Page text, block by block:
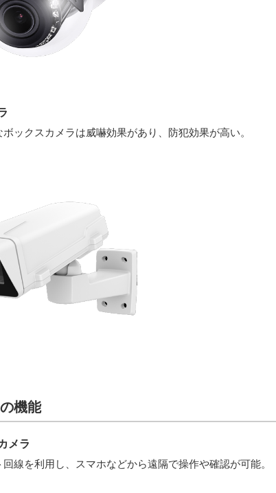
ックスカメラは威嚇効果があり、防犯効果が高い。
機能
メラ
線を利用し、スマホなどから遠隔で操作や確認が可能。